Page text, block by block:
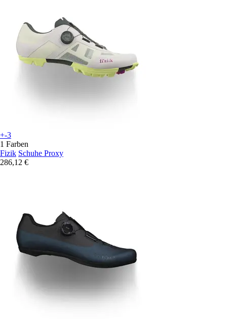
+-3
1 Farben
Fizik Schuhe Proxy
286,12 €